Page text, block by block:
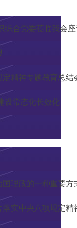
综合党委莅临我会
精神专题教育总结
八项规定精神 推进作风建设常态化长效化
理政的一种重要方
实中央八项规定精